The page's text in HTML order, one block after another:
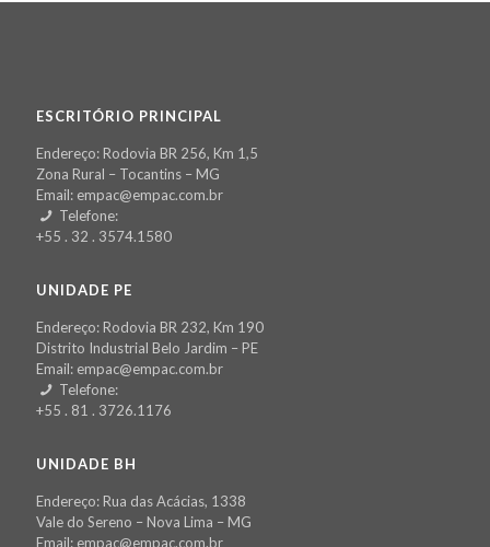
ESCRITÓRIO PRINCIPAL
Endereço: Rodovia BR 256, Km 1,5
Zona Rural – Tocantins – MG
Email: empac@empac.com.br
Telefone:
+55 . 32 . 3574.1580
UNIDADE PE
Endereço: Rodovia BR 232, Km 190
Distrito Industrial Belo Jardim – PE
Email: empac@empac.com.br
Telefone:
+55 . 81 . 3726.1176
UNIDADE BH
Endereço: Rua das Acácias, 1338
Vale do Sereno – Nova Lima – MG
Email: empac@empac.com.br